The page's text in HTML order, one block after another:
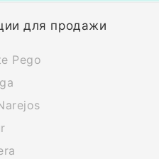
для продажи
Pego